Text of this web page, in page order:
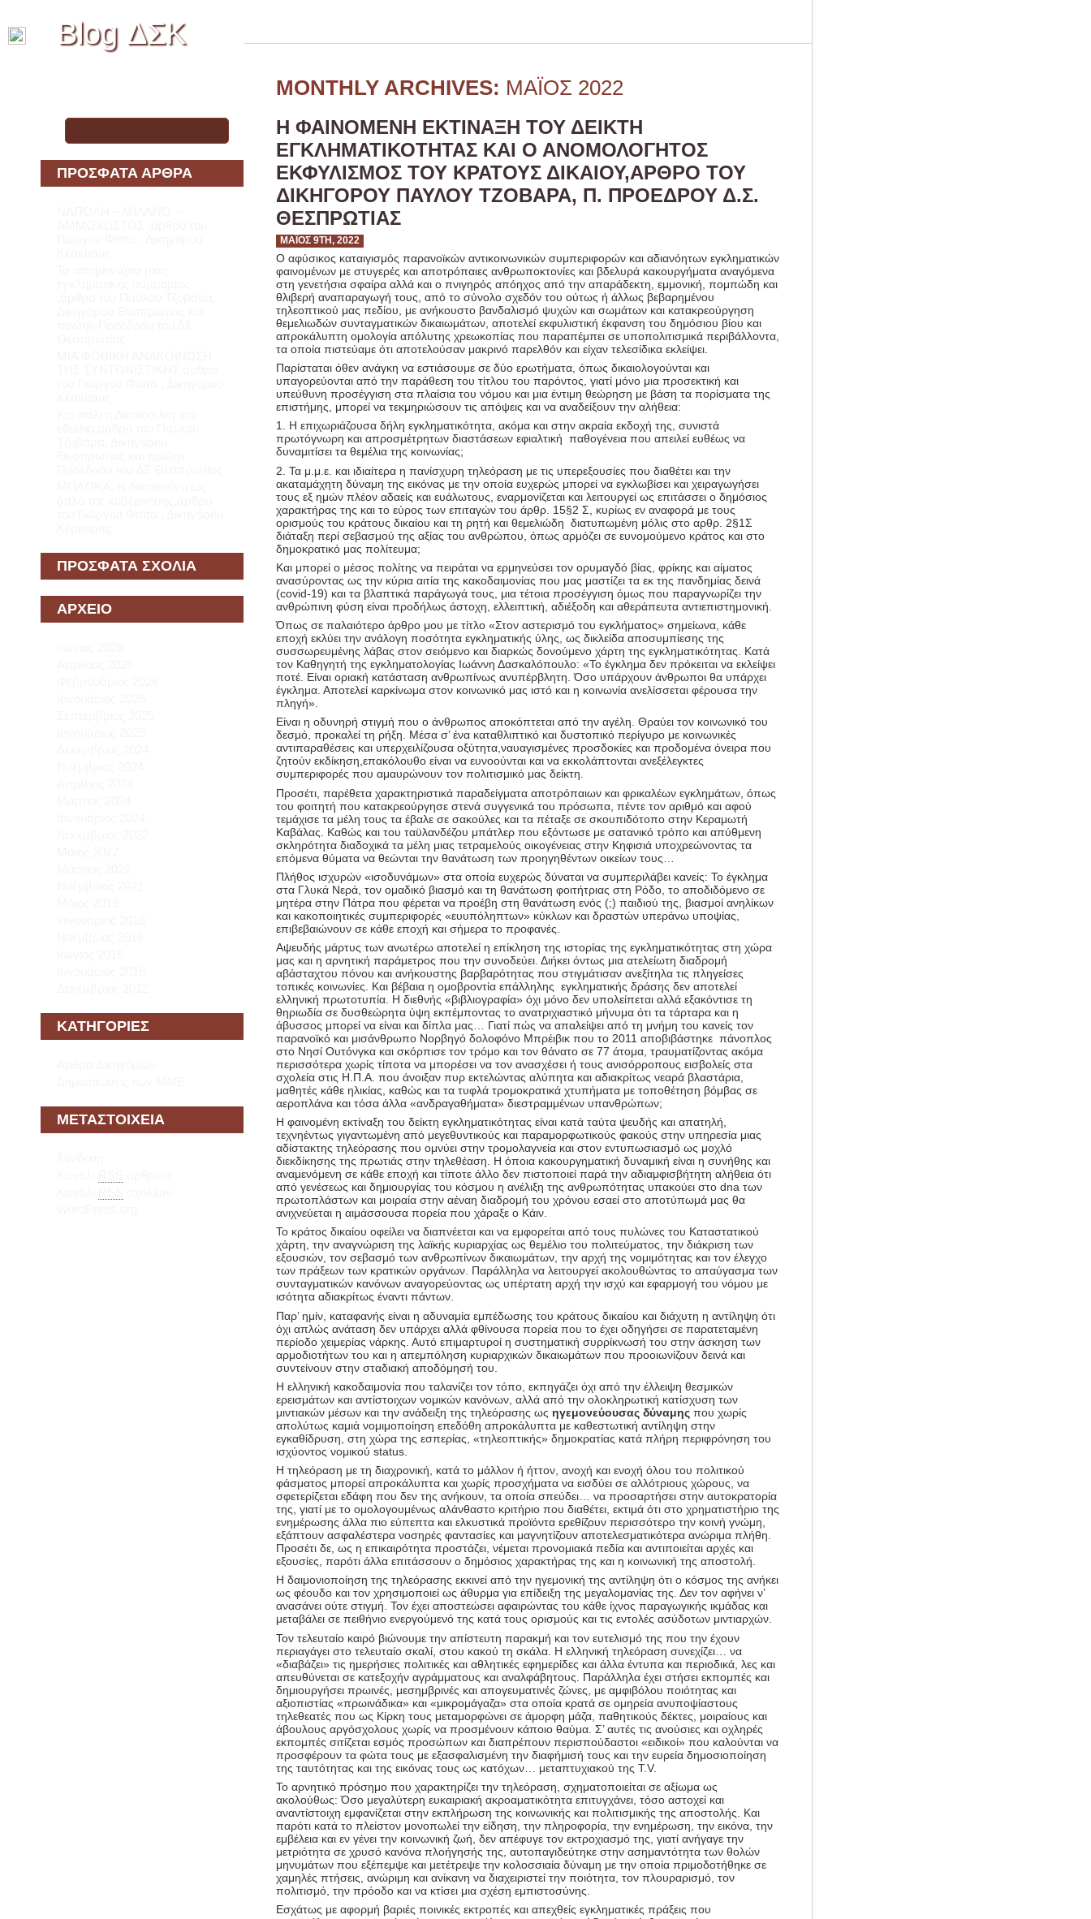
MONTHLY ARCHIVES: ΜΆΙΟΣ 2022
Η ΦΑΙΝΟΜΈΝΗ ΕΚΤΊΝΑΞΗ ΤΟΥ ΔΕΊΚΤΗ
ΕΓΚΛΗΜΑΤΙΚΌΤΗΤΑΣ ΚΑΙ Ο ΑΝΟΜΟΛΌΓΗΤΟΣ
ΕΚΦΥΛΙΣΜΌΣ ΤΟΥ ΚΡΆΤΟΥΣ ΔΙΚΑΊΟΥ,ΆΡΘΡΟ ΤΟΥ
ΔΙΚΗΓΌΡΟΥ ΠΑΎΛΟΥ ΤΖΟΒΆΡΑ, Π. ΠΡΟΈΔΡΟΥ Δ.Σ.
ΘΕΣΠΡΩΤΊΑΣ
ΜΆΙΟΣ 9TH, 2022
Ο αφύσικος καταιγισμός παρανοϊκών αντικοινωνικών συμπεριφορών και αδιανόητων εγκληματικών
φαινομένων με στυγερές και αποτρόπαιες ανθρωποκτονίες και βδελυρά κακουργήματα αναγόμενα
στη γενετήσια σφαίρα αλλά και ο πνιγηρός απόηχος από την απαράδεκτη, εμμονική, πομπώδη και
θλιβερή αναπαραγωγή τους, από το σύνολο σχεδόν του ούτως ή άλλως βεβαρημένου
τηλεοπτικού μας πεδίου, με ανήκουστο βανδαλισμό ψυχών και σωμάτων και κατακρεούργηση
θεμελιωδών συνταγματικών δικαιωμάτων, αποτελεί εκφυλιστική έκφανση του δημόσιου βίου και
απροκάλυπτη ομολογία απόλυτης χρεωκοπίας που παραπέμπει σε υποπολιτισμικά περιβάλλοντα,
τα οποία πιστεύαμε ότι αποτελούσαν μακρινό παρελθόν και είχαν τελεσίδικα εκλείψει.
Παρίσταται όθεν ανάγκη να εστιάσουμε σε δύο ερωτήματα, όπως δικαιολογούνται και
υπαγορεύονται από την παράθεση του τίτλου του παρόντος, γιατί μόνο μια προσεκτική και
υπεύθυνη προσέγγιση στα πλαίσια του νόμου και μια έντιμη θεώρηση με βάση τα πορίσματα της
επιστήμης, μπορεί να τεκμηριώσουν τις απόψεις και να αναδείξουν την αλήθεια:
1. Η επιχωριάζουσα δήλη εγκληματικότητα, ακόμα και στην ακραία εκδοχή της, συνιστά
πρωτόγνωρη και απροσμέτρητων διαστάσεων εφιαλτική παθογένεια που απειλεί ευθέως να
δυναμιτίσει τα θεμέλια της κοινωνίας;
2. Τα μ.μ.ε. και ιδιαίτερα η πανίσχυρη τηλεόραση με τις υπερεξουσίες που διαθέτει και την
ακαταμάχητη δύναμη της εικόνας με την οποία ευχερώς μπορεί να εγκλωβίσει και χειραγωγήσει
τους εξ ημών πλέον αδαείς και ευάλωτους, εναρμονίζεται και λειτουργεί ως επιτάσσει ο δημόσιος
χαρακτήρας της και το εύρος των επιταγών του άρθρ. 15§2 Σ, κυρίως εν αναφορά με τους
ορισμούς του κράτους δικαίου και τη ρητή και θεμελιώδη διατυπωμένη μόλις στο αρθρ. 2§1Σ
διάταξη περί σεβασμού της αξίας του ανθρώπου, όπως αρμόζει σε ευνομούμενο κράτος και στο
δημοκρατικό μας πολίτευμα;
Και μπορεί ο μέσος πολίτης να πειράται να ερμηνεύσει τον ορυμαγδό βίας, φρίκης και αίματος
ανασύροντας ως την κύρια αιτία της κακοδαιμονίας που μας μαστίζει τα εκ της πανδημίας δεινά
(covid-19) και τα βλαπτικά παράγωγά τους, μια τέτοια προσέγγιση όμως που παραγνωρίζει την
ανθρώπινη φύση είναι προδήλως άστοχη, ελλειπτική, αδιέξοδη και αθεράπευτα αντιεπιστημονική.
Όπως σε παλαιότερο άρθρο μου με τίτλο «Στον αστερισμό του εγκλήματος» σημείωνα, κάθε
εποχή εκλύει την ανάλογη ποσότητα εγκληματικής ύλης, ως δικλείδα αποσυμπίεσης της
συσσωρευμένης λάβας στον σειόμενο και διαρκώς δονούμενο χάρτη της εγκληματικότητας. Κατά
τον Καθηγητή της εγκληματολογίας Ιωάννη Δασκαλόπουλο: «Το έγκλημα δεν πρόκειται να εκλείψει
ποτέ. Είναι οριακή κατάσταση ανθρωπίνως ανυπέρβλητη. Όσο υπάρχουν άνθρωποι θα υπάρχει
έγκλημα. Αποτελεί καρκίνωμα στον κοινωνικό μας ιστό και η κοινωνία ανελίσσεται φέρουσα την
πληγή».
Είναι η οδυνηρή στιγμή που ο άνθρωπος αποκόπτεται από την αγέλη. Θραύει τον κοινωνικό του
δεσμό, προκαλεί τη ρήξη. Μέσα σ’ ένα καταθλιπτικό και δυστοπικό περίγυρο με κοινωνικές
αντιπαραθέσεις και υπερχειλίζουσα οξύτητα,ναυαγισμένες προσδοκίες και προδομένα όνειρα που
ζητούν εκδίκηση,επακόλουθο είναι να ευνοούνται και να εκκολάπτονται ανεξέλεγκτες
συμπεριφορές που αμαυρώνουν τον πολιτισμικό μας δείκτη.
Προσέτι, παρέθετα χαρακτηριστικά παραδείγματα αποτρόπαιων και φρικαλέων εγκλημάτων, όπως
του φοιτητή που κατακρεούργησε στενά συγγενικά του πρόσωπα, πέντε τον αριθμό και αφού
τεμάχισε τα μέλη τους τα έβαλε σε σακούλες και τα πέταξε σε σκουπιδότοπο στην Κεραμωτή
Καβάλας. Καθώς και του ταϋλανδέζου μπάτλερ που εξόντωσε με σατανικό τρόπο και απύθμενη
σκληρότητα διαδοχικά τα μέλη μιας τετραμελούς οικογένειας στην Κηφισιά υποχρεώνοντας τα
επόμενα θύματα να θεώνται την θανάτωση των προηγηθέντων οικείων τους…
Πλήθος ισχυρών «ισοδυνάμων» στα οποία ευχερώς δύναται να συμπεριλάβει κανείς: Το έγκλημα
στα Γλυκά Νερά, τον ομαδικό βιασμό και τη θανάτωση φοιτήτριας στη Ρόδο, το αποδιδόμενο σε
μητέρα στην Πάτρα που φέρεται να προέβη στη θανάτωση ενός (;) παιδιού της, βιασμοί ανηλίκων
και κακοποιητικές συμπεριφορές «ευυπόληπτων» κύκλων και δραστών υπεράνω υποψίας,
επιβεβαιώνουν σε κάθε εποχή και σήμερα το προφανές.
Αψευδής μάρτυς των ανωτέρω αποτελεί η επίκληση της ιστορίας της εγκληματικότητας στη χώρα
μας και η αρνητική παράμετρος που την συνοδεύει. Διήκει όντως μια ατελείωτη διαδρομή
αβάσταχτου πόνου και ανήκουστης βαρβαρότητας που στιγμάτισαν ανεξίτηλα τις πληγείσες
τοπικές κοινωνίες. Και βέβαια η ομοβροντία επάλληλης εγκληματικής δράσης δεν αποτελεί
ελληνική πρωτοτυπία. Η διεθνής «βιβλιογραφία» όχι μόνο δεν υπολείπεται αλλά εξακόντισε τη
θηριωδία σε δυσθεώρητα ύψη εκπέμποντας το ανατριχιαστικό μήνυμα ότι τα τάρταρα και η
άβυσσος μπορεί να είναι και δίπλα μας… Γιατί πώς να απαλείψει από τη μνήμη του κανείς τον
παρανοϊκό και μισάνθρωπο Νορβηγό δολοφόνο Μπρέιβικ που το 2011 αποβιβάστηκε πάνοπλος
στο Νησί Ουτόνγκα και σκόρπισε τον τρόμο και τον θάνατο σε 77 άτομα, τραυματίζοντας ακόμα
περισσότερα χωρίς τίποτα να μπορέσει να τον ανασχέσει ή τους ανισόρροπους εισβολείς στα
σχολεία στις Η.Π.Α. που άνοιξαν πυρ εκτελώντας αλύπητα και αδιακρίτως νεαρά βλαστάρια,
μαθητές κάθε ηλικίας, καθώς και τα τυφλά τρομοκρατικά χτυπήματα με τοποθέτηση βόμβας σε
αεροπλάνα και τόσα άλλα «ανδραγαθήματα» διεστραμμένων υπανθρώπων;
Η φαινομένη εκτίναξη του δείκτη εγκληματικότητας είναι κατά ταύτα ψευδής και απατηλή,
τεχνηέντως γιγαντωμένη από μεγεθυντικούς και παραμορφωτικούς φακούς στην υπηρεσία μιας
αδίστακτης τηλεόρασης που ομνύει στην τρομολαγνεία και στον εντυπωσιασμό ως μοχλό
διεκδίκησης της πρωτιάς στην τηλεθέαση. Η όποια κακουργηματική δυναμική είναι η συνήθης και
αναμενόμενη σε κάθε εποχή και τίποτε άλλο δεν πιστοποιεί παρά την αδιαμφισβήτητη αλήθεια ότι
από γενέσεως και δημιουργίας του κόσμου η ανέλιξη της ανθρωπότητας υπακούει στο dna των
πρωτοπλάστων και μοιραία στην αέναη διαδρομή του χρόνου εσαεί στο αποτύπωμά μας θα
ανιχνεύεται η αιμάσσουσα πορεία που χάραξε ο Κάιν.
Το κράτος δικαίου οφείλει να διαπνέεται και να εμφορείται από τους πυλώνες του Καταστατικού
χάρτη, την αναγνώριση της λαϊκής κυριαρχίας ως θεμέλιο του πολιτεύματος, την διάκριση των
εξουσιών, τον σεβασμό των ανθρωπίνων δικαιωμάτων, την αρχή της νομιμότητας και τον έλεγχο
των πράξεων των κρατικών οργάνων. Παράλληλα να λειτουργεί ακολουθώντας το απαύγασμα των
συνταγματικών κανόνων αναγορεύοντας ως υπέρτατη αρχή την ισχύ και εφαρμογή του νόμου με
ισότητα αδιακρίτως έναντι πάντων.
Παρ’ ημίν, καταφανής είναι η αδυναμία εμπέδωσης του κράτους δικαίου και διάχυτη η αντίληψη ότι
όχι απλώς ανάταση δεν υπάρχει αλλά φθίνουσα πορεία που το έχει οδηγήσει σε παρατεταμένη
περίοδο χειμερίας νάρκης. Αυτό επιμαρτυροί η συστηματική συρρίκνωσή του στην άσκηση των
αρμοδιοτήτων του και η απεμπόληση κυριαρχικών δικαιωμάτων που προοιωνίζουν δεινά και
συντείνουν στην σταδιακή αποδόμησή του.
Η ελληνική κακοδαιμονία που ταλανίζει τον τόπο, εκπηγάζει όχι από την έλλειψη θεσμικών
ερεισμάτων και αντίστοιχων νομικών κανόνων, αλλά από την ολοκληρωτική κατίσχυση των
μιντιακών μέσων και την ανάδειξη της τηλεόρασης ως ηγεμονεύουσας δύναμης που χωρίς
απολύτως καμιά νομιμοποίηση επεδόθη απροκάλυπτα με καθεστωτική αντίληψη στην
εγκαθίδρυση, στη χώρα της εσπερίας, «τηλεοπτικής» δημοκρατίας κατά πλήρη περιφρόνηση του
ισχύοντος νομικού status.
Η τηλεόραση με τη διαχρονική, κατά το μάλλον ή ήττον, ανοχή και ενοχή όλου του πολιτικού
φάσματος μπορεί απροκάλυπτα και χωρίς προσχήματα να εισδύει σε αλλότριους χώρους, να
σφετερίζεται εδάφη που δεν της ανήκουν, τα οποία σπεύδει… να προσαρτήσει στην αυτοκρατορία
της, γιατί με το ομολογουμένως αλάνθαστο κριτήριο που διαθέτει, εκτιμά ότι στο χρηματιστήριο της
ενημέρωσης άλλα πιο εύπεπτα και ελκυστικά προϊόντα ερεθίζουν περισσότερο την κοινή γνώμη,
εξάπτουν ασφαλέστερα νοσηρές φαντασίες και μαγνητίζουν αποτελεσματικότερα ανώριμα πλήθη.
Προσέτι δε, ως η επικαιρότητα προστάζει, νέμεται προνομιακά πεδία και αντιποιείται αρχές και
εξουσίες, παρότι άλλα επιτάσσουν ο δημόσιος χαρακτήρας της και η κοινωνική της αποστολή.
Η δαιμονιοποίηση της τηλεόρασης εκκινεί από την ηγεμονική της αντίληψη ότι ο κόσμος της ανήκει
ως φέουδο και τον χρησιμοποιεί ως άθυρμα για επίδειξη της μεγαλομανίας της. Δεν τον αφήνει ν’
ανασάνει ούτε στιγμή. Τον έχει αποστεώσει αφαιρώντας του κάθε ίχνος παραγωγικής ικμάδας και
μεταβάλει σε πειθήνιο ενεργούμενό της κατά τους ορισμούς και τις εντολές ασύδοτων μιντιαρχών.
Τον τελευταίο καιρό βιώνουμε την απίστευτη παρακμή και τον ευτελισμό της που την έχουν
περιαγάγει στο τελευταίο σκαλί, στου κακού τη σκάλα. Η ελληνική τηλεόραση συνεχίζει… να
«διαβάζει» τις ημερήσιες πολιτικές και αθλητικές εφημερίδες και άλλα έντυπα και περιοδικά, λες και
απευθύνεται σε κατεξοχήν αγράμματους και αναλφάβητους. Παράλληλα έχει στήσει εκπομπές και
δημιουργήσει πρωινές, μεσημβρινές και απογευματινές ζώνες, με αμφιβόλου ποιότητας και
αξιοπιστίας «πρωινάδικα» και «μικρομάγαζα» στα οποία κρατά σε ομηρεία ανυποψίαστους
τηλεθεατές που ως Κίρκη τους μεταμορφώνει σε άμορφη μάζα, παθητικούς δέκτες, μοιραίους και
άβουλους αργόσχολους χωρίς να προσμένουν κάποιο θαύμα. Σ’ αυτές τις ανούσιες και οχληρές
εκπομπές σιτίζεται εσμός προσώπων και διαπρέπουν περισπούδαστοι «ειδικοί» που καλούνται να
προσφέρουν τα φώτα τους με εξασφαλισμένη την διαφήμισή τους και την ευρεία δημοσιοποίηση
της ταυτότητας και της εικόνας τους ως κατόχων… μεταπτυχιακού της T.V.
Το αρνητικό πρόσημο που χαρακτηρίζει την τηλεόραση, σχηματοποιείται σε αξίωμα ως
ακολούθως: Όσο μεγαλύτερη ευκαιριακή ακροαματικότητα επιτυγχάνει, τόσο αστοχεί και
αναντίστοιχη εμφανίζεται στην εκπλήρωση της κοινωνικής και πολιτισμικής της αποστολής. Και
παρότι κατά το πλείστον μονοπωλεί την είδηση, την πληροφορία, την ενημέρωση, την εικόνα, την
εμβέλεια και εν γένει την κοινωνική ζωή, δεν απέφυγε τον εκτροχιασμό της, γιατί ανήγαγε την
μετριότητα σε χρυσό κανόνα πλοήγησής της, αυτοπαγιδεύτηκε στην ασημαντότητα των θολών
μηνυμάτων που εξέπεμψε και μετέτρεψε την κολοσσιαία δύναμη με την οποία πριμοδοτήθηκε σε
χαμηλές πτήσεις, ανώριμη και ανίκανη να διαχειριστεί την ποιότητα, τον πλουραρισμό, τον
πολιτισμό, την πρόοδο και να κτίσει μια σχέση εμπιστοσύνης.
Εσχάτως με αφορμή βαριές ποινικές εκτροπές και απεχθείς εγκληματικές πράξεις που
Blog ΔΣΚ
Αναζήτηση για:
ΠΡΌΣΦΑΤΑ ΆΡΘΡΑ
ΠΡΌΣΦΑΤΑ ΣΧΌΛΙΑ
ΑΡΧΕΊΟ
KΑΤΗΓΟΡΊΕΣ
ΜΕΤΑΣΤΟΙΧΕΊΑ